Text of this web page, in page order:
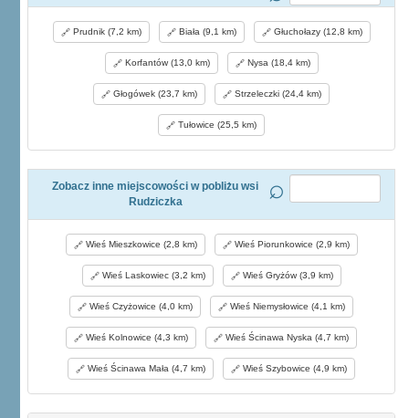
Prudnik (7,2 km) Biała (9,1 km) Głuchołazy (12,8 km)
Korfantów (13,0 km) Nysa (18,4 km)
Głogówek (23,7 km) Strzeleczki (24,4 km)
Tułowice (25,5 km)
Zobacz inne miejscowości w pobliżu wsi
Rudziczka
Wieś Mieszkowice (2,8 km) Wieś Piorunkowice (2,9 km)
Wieś Laskowiec (3,2 km) Wieś Gryżów (3,9 km)
Wieś Czyżowice (4,0 km) Wieś Niemysłowice (4,1 km)
Wieś Kolnowice (4,3 km) Wieś Ścinawa Nyska (4,7 km)
Wieś Ścinawa Mała (4,7 km) Wieś Szybowice (4,9 km)